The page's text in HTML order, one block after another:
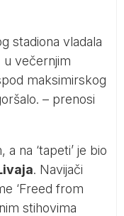
stadiona vladala
u večernjim
maksimirskog
– prenosi
na ‘tapeti’ je bio
. Navijači
‘Freed from
stihovima